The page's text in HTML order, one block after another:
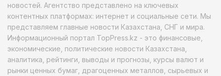
новостей. Агентство представлено на ключевых
контентных платформах: интернет и социальные сети. Мы
представляем главные новости Казахстана, СНГ и мира.
Информационный портал TopPress.kz - это финансовые,
экономические, политические новости Казахстана,
аналитика, рейтинги, выводы и прогнозы, курсы валют и
рынки ценных бумаг, драгоценных металлов, сырьевых и